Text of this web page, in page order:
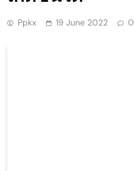
Ppkx 19 June 2022 0